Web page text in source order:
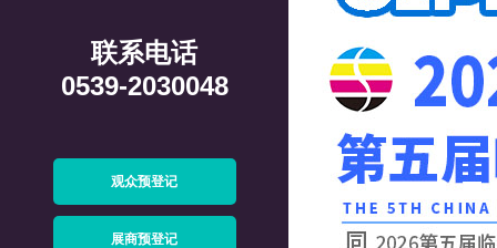
联系电话
0539-2030048
观众预登记
展商预登记